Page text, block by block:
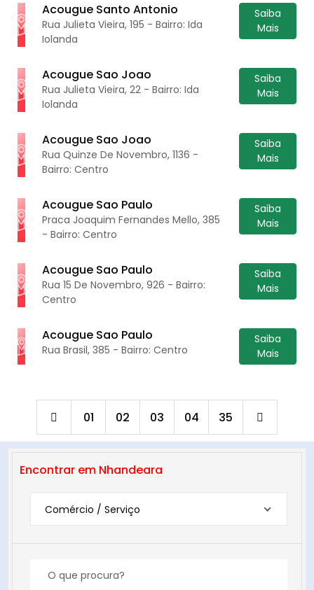
Acougue Santo Antonio
Rua Julieta Vieira, 195 - Bairro: Ida
Iolanda
Saiba
Mais
Acougue Sao Joao
Rua Julieta Vieira, 22 - Bairro: Ida
Iolanda
Saiba
Mais
Acougue Sao Joao
Rua Quinze De Novembro, 1136 -
Bairro: Centro
Saiba
Mais
Acougue Sao Paulo
Praca Joaquim Fernandes Mello, 385
- Bairro: Centro
Saiba
Mais
Acougue Sao Paulo
Rua 15 De Novembro, 926 - Bairro:
Centro
Saiba
Mais
Acougue Sao Paulo
Rua Brasil, 385 - Bairro: Centro
Saiba
Mais
01 02 03 04 35
Encontrar em Nhandeara
Comércio / Serviço